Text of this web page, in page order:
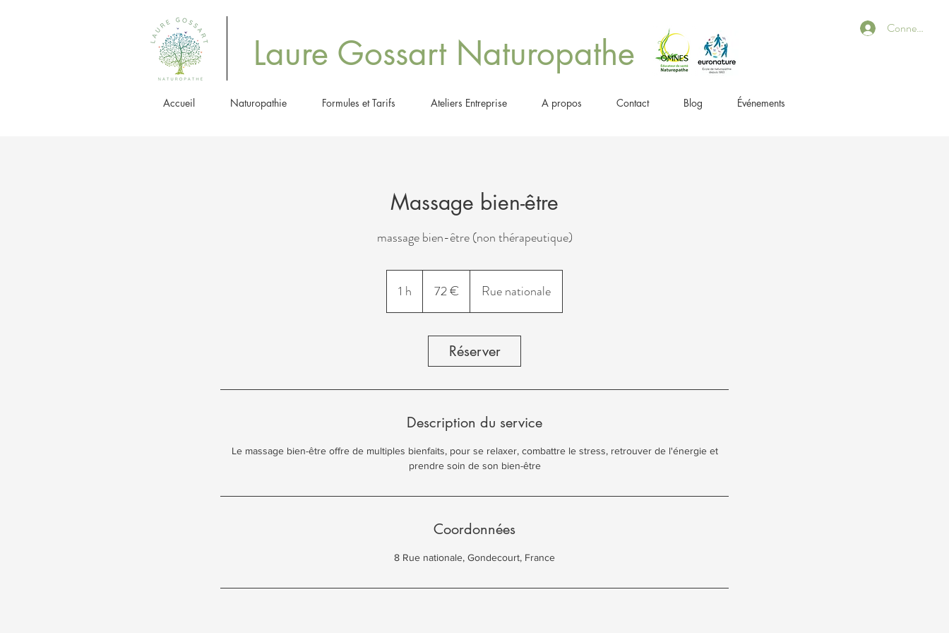
Connexion
Laure Gossart Naturopathe
Accueil Naturopathie Formules et Tarifs Ateliers Entreprise A propos Contact Blog Événements
Massage bien-être
massage bien-être (non thérapeutique)
1 h 72 € Rue nationale
Réserver
Description du service
Le massage bien-être offre de multiples bienfaits, pour se relaxer, combattre le stress, retrouver de l'énergie et
prendre soin de son bien-être
Coordonnées
8 Rue nationale, Gondecourt, France